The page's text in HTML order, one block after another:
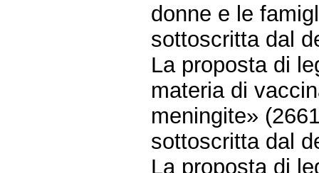
donne e le
sottoscritta dal
La proposta di
materia di
meningite»
sottoscritta dal
La proposta di